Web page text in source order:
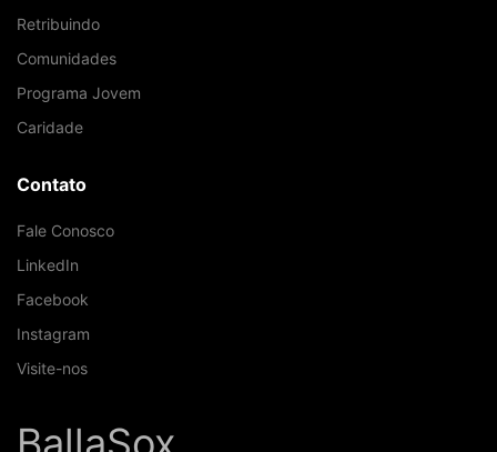
Retribuindo
Comunidades
Programa Jovem
Caridade
Contato
Fale Conosco
LinkedIn
Facebook
Instagram
Visite-nos